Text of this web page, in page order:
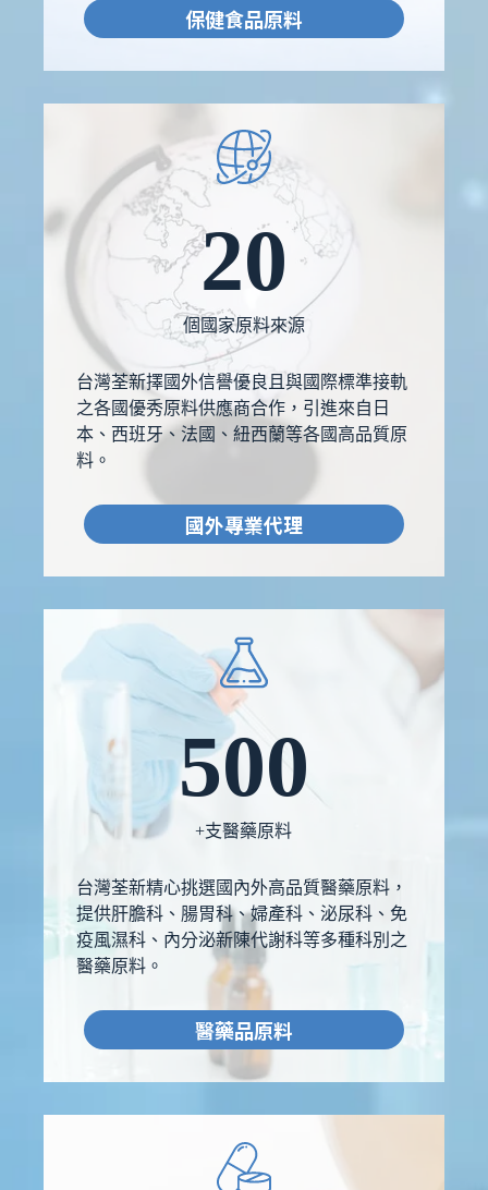
保健食品原料
20
個國家原料來源
台灣荃新擇國外信譽優良且與國際標準接軌
之各國優秀原料供應商合作，引進來自日
本、西班牙、法國、紐西蘭等各國高品質原
料。
國外專業代理
500
+支醫藥原料
台灣荃新精心挑選國內外高品質醫藥原料，
提供肝膽科、腸胃科、婦產科、泌尿科、免
疫風濕科、內分泌新陳代謝科等多種科別之
醫藥原料。
醫藥品原料